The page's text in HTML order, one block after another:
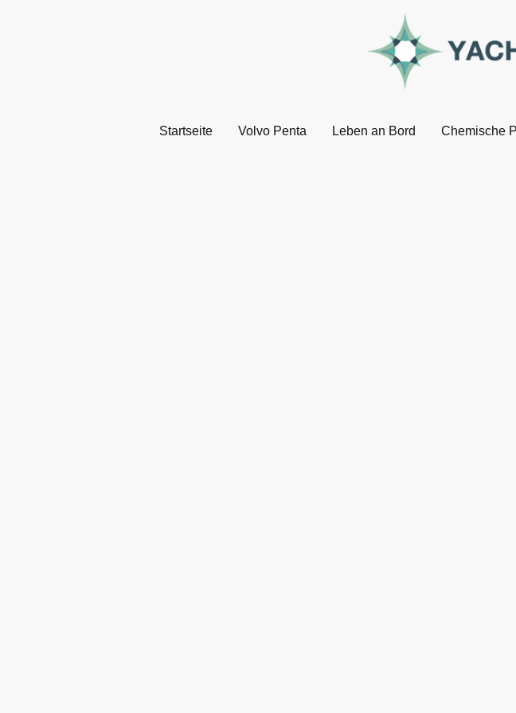
Startseite Volvo Penta Leben an Bord Chemische